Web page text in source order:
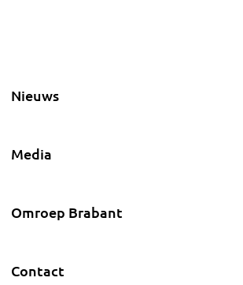
Nieuws
Media
Omroep Brabant
Contact